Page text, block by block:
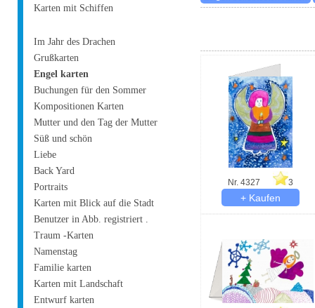
Karten mit Schiffen
Im Jahr des Drachen
Grußkarten
Engel karten
Buchungen für den Sommer
Kompositionen Karten
Mutter und den Tag der Mutter
Süß und schön
Liebe
Back Yard
Portraits
Karten mit Blick auf die Stadt
Benutzer in Abb. registriert .
Traum -Karten
Namenstag
Familie karten
Karten mit Landschaft
Entwurf karten
Nr. 4327 3